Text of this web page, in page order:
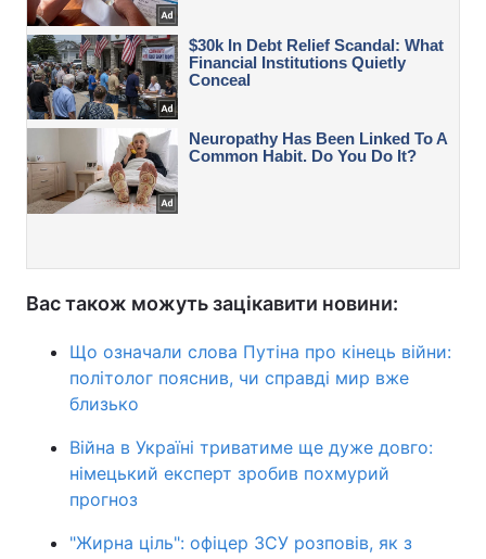
Вас також можуть зацікавити новини:
Що означали слова Путіна про кінець війни:
політолог пояснив, чи справді мир вже
близько
Війна в Україні триватиме ще дуже довго:
німецький експерт зробив похмурий
прогноз
"Жирна ціль": офіцер ЗСУ розповів, як з